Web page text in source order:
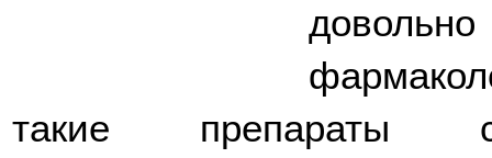
такие препараты